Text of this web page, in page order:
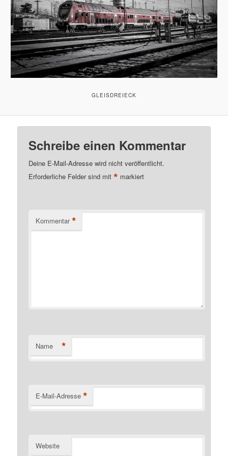
GLEISDREIECK
Schreibe einen Kommentar
Deine E-Mail-Adresse wird nicht veröffentlicht.
Erforderliche Felder sind mit* markiert
Kommentar *
Name *
E-Mail-Adresse *
Website